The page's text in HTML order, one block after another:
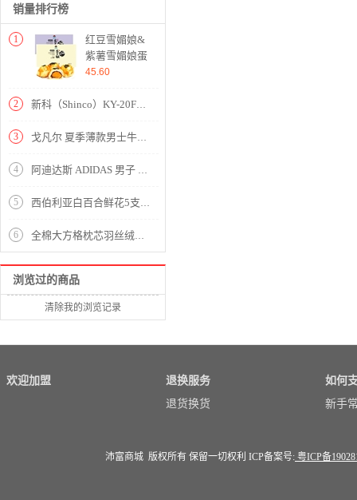
销量排行榜
1
红豆雪媚娘&
紫薯雪媚娘蛋
黄酥组合
45.60
2 新科（Shinco）KY-20F1 移动空调正1P单冷一体机免排水立式免安装出租房小空调
3 戈凡尔 夏季薄款男士牛仔裤 宽松弹力新品港风潮流运动九分裤休闲哈伦裤修身小脚学生工装裤松紧带束脚裤 807灰色【薄款/宽松/弹力】《86%客户选择》 XL【（31-32码）体重120-140斤】
4 阿迪达斯 ADIDAS 男子 篮球系列 OWNTHEGAME 运动 篮球鞋 EG7978 41码 UK7.5码
5 西伯利亚白百合鲜花5支2头【产地直发】
6 全棉大方格枕芯羽丝绒枕头【面料全棉填充羽丝绒/全棉枕白色】
浏览过的商品
清除我的浏览记录
欢迎加盟
退换服务
退货换货
如何
新手
沛富商城 版权所有 保留一切权利 ICP备案号: 粤ICP备